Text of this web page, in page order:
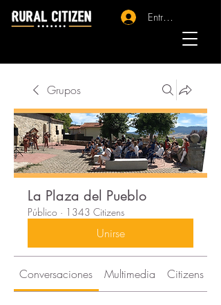
Entrar - Registro
Grupos
La Plaza del Pueblo
Público · 1343 Citizens
Unirse
Conversaciones Multimedia Citizens